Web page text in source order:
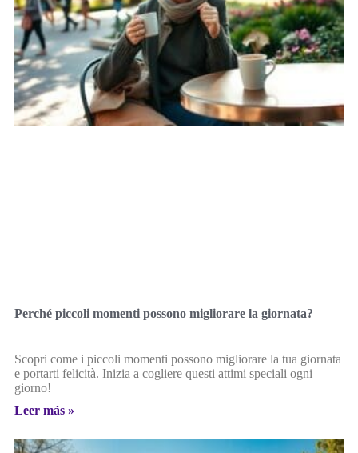
Perché piccoli momenti possono migliorare la giornata?
Scopri come i piccoli momenti possono migliorare la tua giornata
e portarti felicità. Inizia a cogliere questi attimi speciali ogni
giorno!
Leer más »